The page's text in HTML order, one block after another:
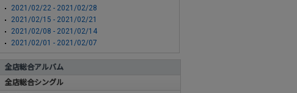
2021/02/22 - 2021/02/28
2021/02/15 - 2021/02/21
2021/02/08 - 2021/02/14
2021/02/01 - 2021/02/07
全店総合アルバム
全店総合シングル